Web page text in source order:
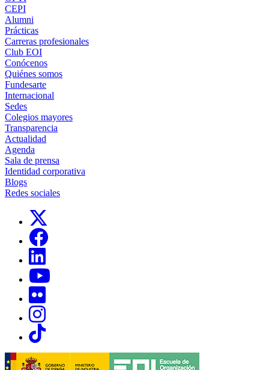
CEPI
Alumni
Prácticas
Carreras profesionales
Club EOI
Conócenos
Quiénes somos
Fundesarte
Internacional
Sedes
Colegios mayores
Transparencia
Actualidad
Agenda
Sala de prensa
Identidad corporativa
Blogs
Redes sociales
Links, Opens in this window
Links, Opens in this window
Links, Opens in this window
Links, Opens in this window
Links, Opens in this window